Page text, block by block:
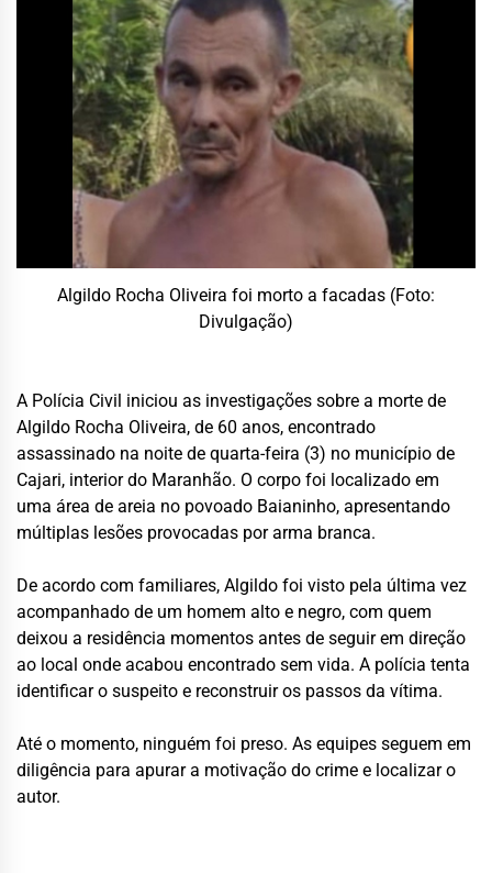
Algildo Rocha Oliveira foi morto a facadas (Foto:
Divulgação)
A Polícia Civil iniciou as investigações sobre a morte de
Algildo Rocha Oliveira, de 60 anos, encontrado
assassinado na noite de quarta-feira (3) no município de
Cajari, interior do Maranhão. O corpo foi localizado em
uma área de areia no povoado Baianinho, apresentando
múltiplas lesões provocadas por arma branca.
De acordo com familiares, Algildo foi visto pela última vez
acompanhado de um homem alto e negro, com quem
deixou a residência momentos antes de seguir em direção
ao local onde acabou encontrado sem vida. A polícia tenta
identificar o suspeito e reconstruir os passos da vítima.
Até o momento, ninguém foi preso. As equipes seguem em
diligência para apurar a motivação do crime e localizar o
autor.